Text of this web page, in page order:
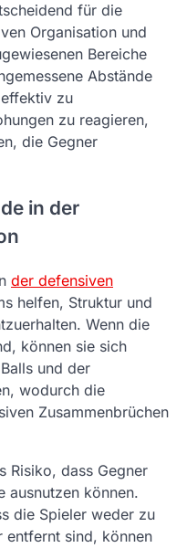
für die
Organisation und
Bereiche
Abstände
zu
zu reagieren,
die Gegner
in der
der defensiven
helfen, Struktur und
Wenn die
können sie sich
und der
wodurch die
Zusammenbrüchen
Risiko, dass Gegner
ausnutzen können.
die Spieler weder zu
entfernt sind, können